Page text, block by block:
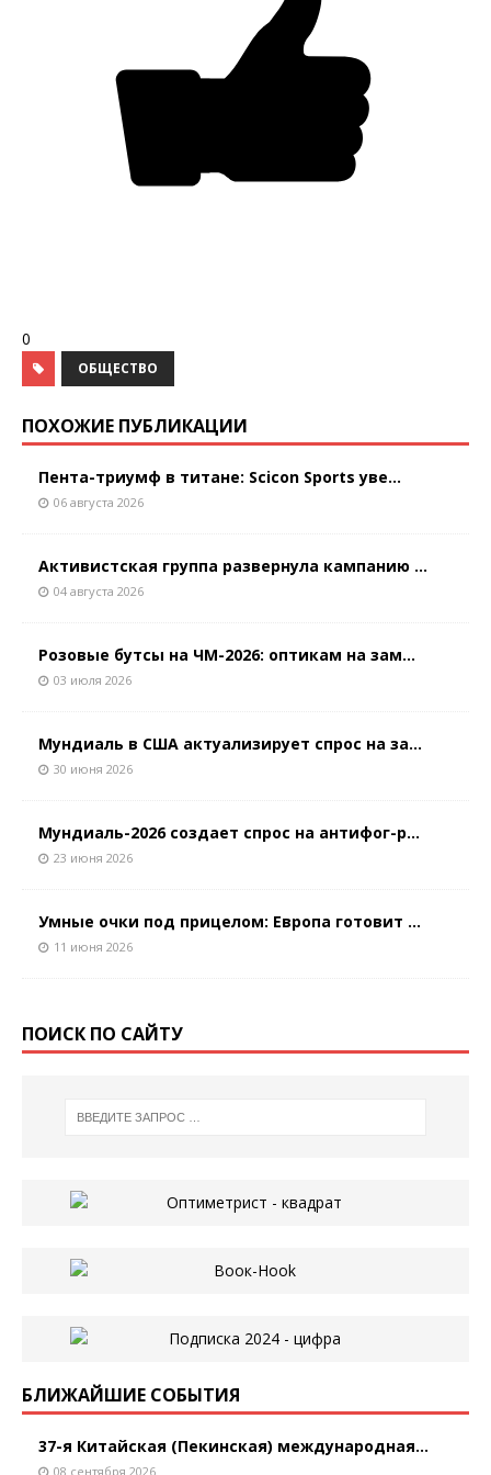
0
ОБЩЕСТВО
ПОХОЖИЕ ПУБЛИКАЦИИ
Пента-триумф в титане: Scicon Sports уве...
06 августа 2026
Активистская группа развернула кампанию ...
04 августа 2026
Розовые бутсы на ЧМ-2026: оптикам на зам...
03 июля 2026
Мундиаль в США актуализирует спрос на за...
30 июня 2026
Мундиаль-2026 создает спрос на антифог-р...
23 июня 2026
Умные очки под прицелом: Европа готовит ...
11 июня 2026
ПОИСК ПО САЙТУ
БЛИЖАЙШИЕ СОБЫТИЯ
37-я Китайская (Пекинская) международная...
08 сентября 2026